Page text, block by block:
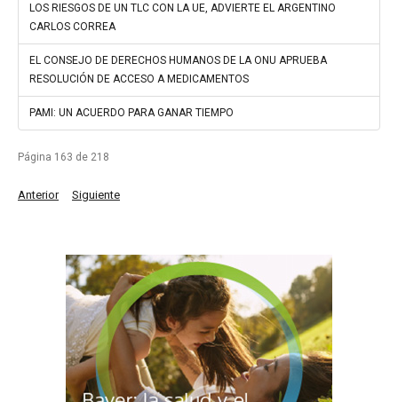
LOS RIESGOS DE UN TLC CON LA UE, ADVIERTE EL ARGENTINO
CARLOS CORREA
EL CONSEJO DE DERECHOS HUMANOS DE LA ONU APRUEBA
RESOLUCIÓN DE ACCESO A MEDICAMENTOS
PAMI: UN ACUERDO PARA GANAR TIEMPO
Página 163 de 218
Anterior Siguiente